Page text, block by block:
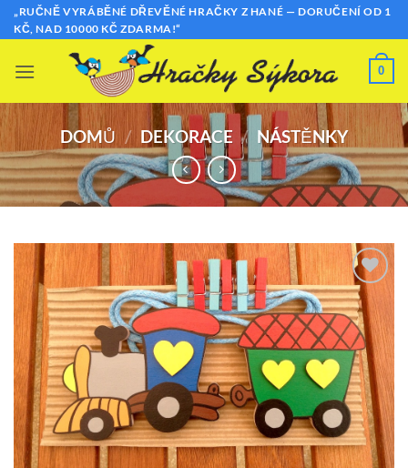
Přeskočit
„RUČNĚ VYRÁBĚNÉ DŘEVĚNÉ HRAČKY Z HANÉ — DORUČENÍ OD 1
KČ, NAD 10000 KČ ZDARMA!“
0
DOMŮ / DEKORACE / NÁSTĚNKY
Přidat k
oblíbeným